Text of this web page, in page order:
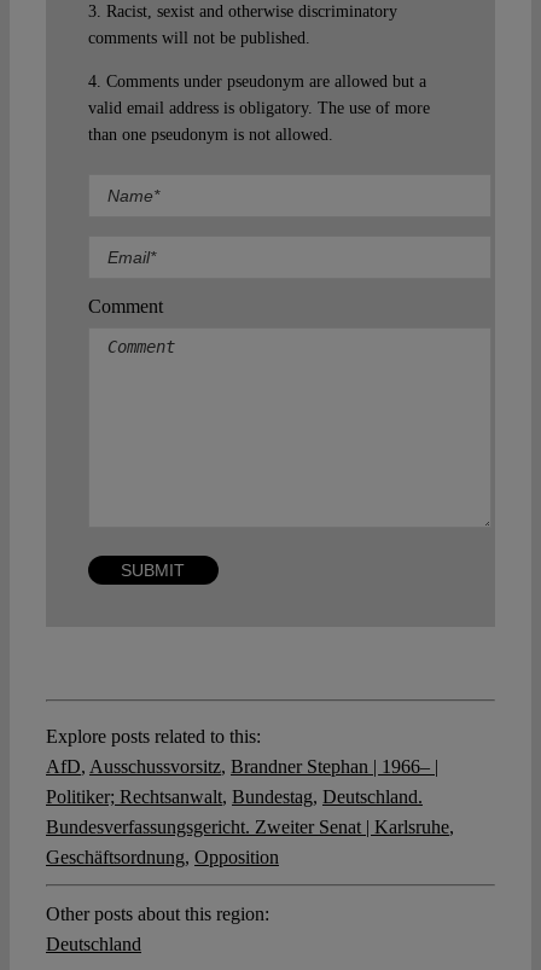
3. Racist, sexist and otherwise discriminatory
comments will not be published.
4. Comments under pseudonym are allowed but a
valid email address is obligatory. The use of more
than one pseudonym is not allowed.
Comment
Explore posts related to this:
AfD, Ausschussvorsitz, Brandner Stephan | 1966– |
Politiker; Rechtsanwalt, Bundestag, Deutschland.
Bundesverfassungsgericht. Zweiter Senat | Karlsruhe,
Geschäftsordnung, Opposition
Other posts about this region:
Deutschland